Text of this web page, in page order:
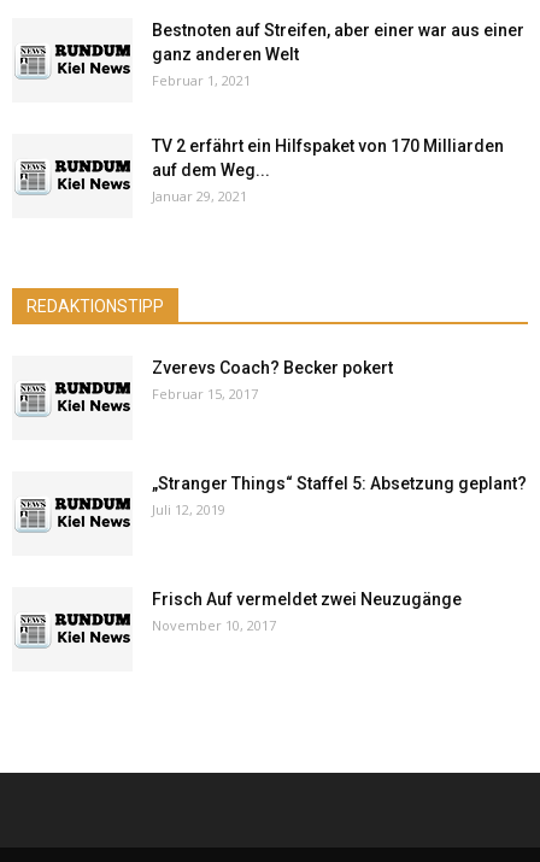
Bestnoten auf Streifen, aber einer war aus einer
ganz anderen Welt
Februar 1, 2021
TV 2 erfährt ein Hilfspaket von 170 Milliarden
auf dem Weg...
Januar 29, 2021
REDAKTIONSTIPP
Zverevs Coach? Becker pokert
Februar 15, 2017
„Stranger Things“ Staffel 5: Absetzung geplant?
Juli 12, 2019
Frisch Auf vermeldet zwei Neuzugänge
November 10, 2017